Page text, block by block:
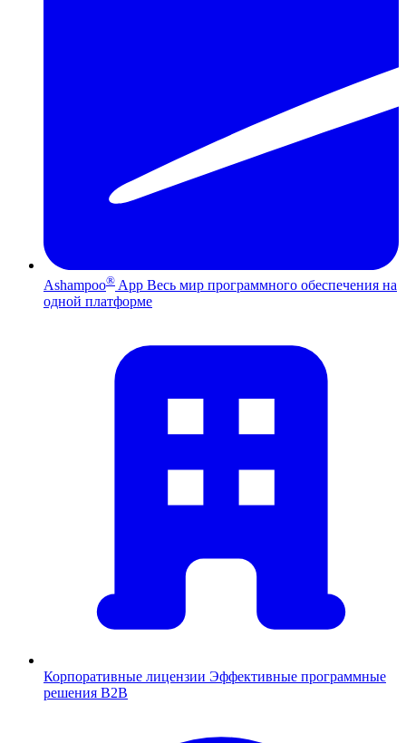
Ashampoo® App Весь мир программного обеспечения на
одной платформе
Корпоративные лицензии Эффективные программные
решения B2B